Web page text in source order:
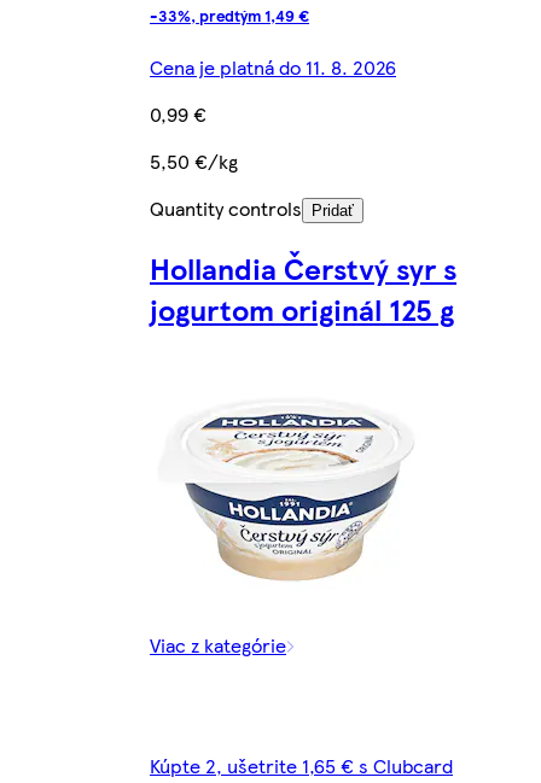
-33%, predtým 1,49 €
Cena je platná do 11. 8. 2026
0,99 €
5,50 €/kg
Quantity controls
Pridať
Hollandia Čerstvý syr s
jogurtom originál 125 g
Viac z kategórie
Kúpte 2, ušetrite 1,65 € s Clubcard